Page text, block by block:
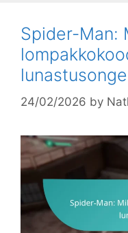
Spider-Man:
24/02/2026 by